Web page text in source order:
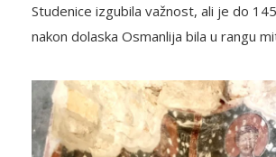
Studenice izgubila važnost, ali je do
nakon dolaska Osmanlija bila u rangu